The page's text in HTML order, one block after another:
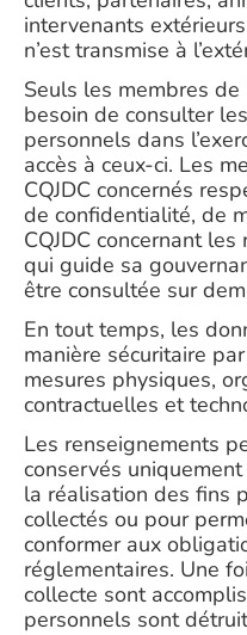
intervenants
n’est transmise à
Seuls les membres de
besoin de consulter
personnels dans
accès à ceux-ci. Les
CQJDC concernés
de confidentialité, de
CQJDC concernant
qui guide sa
être consultée sur
En tout temps, les
manière sécuritaire
mesures physiques,
contractuelles et
Les renseignements
conservés
la réalisation des fins
collectés ou pour
conformer aux
réglementaires. Une
collecte sont
personnels sont